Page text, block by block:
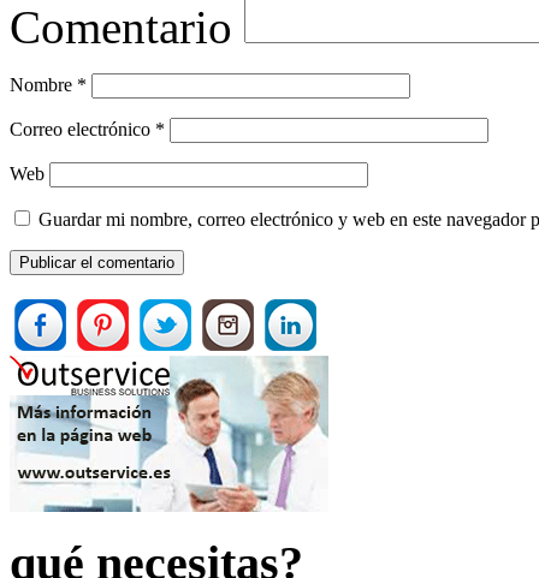
Comentario
Nombre *
Correo electrónico *
Web
Guardar mi nombre, correo electrónico y web en este navegador
qué necesitas?